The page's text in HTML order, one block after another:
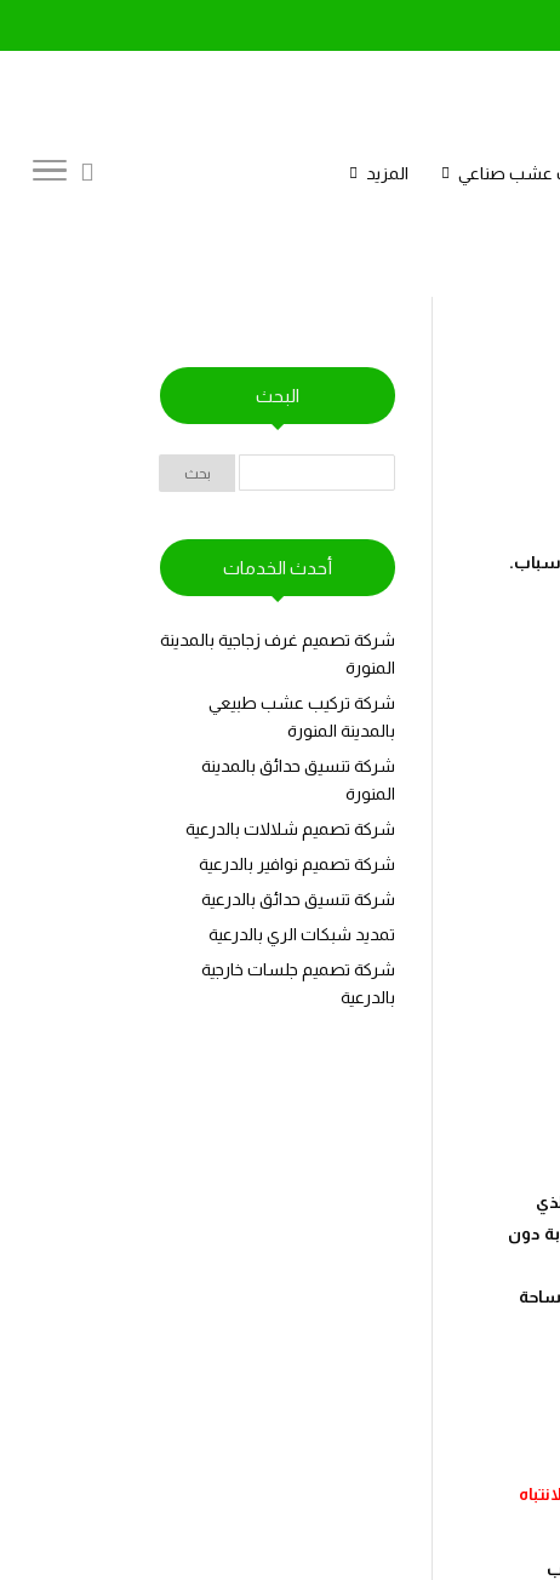
عشب صناعي المزيد
دون
البحث
أحدث الخدمات
شركة تصميم غرف زجاجية بالمدينة
المنورة
شركة تركيب عشب طبيعي
بالمدينة المنورة
شركة تنسيق حدائق بالمدينة
المنورة
شركة تصميم شلالات بالدرعية
شركة تصميم نوافير بالدرعية
شركة تنسيق حدائق بالدرعية
تمديد شبكات الري بالدرعية
شركة تصميم جلسات خارجية
بالدرعية